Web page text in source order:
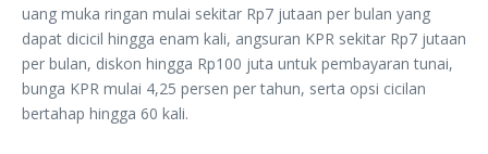
uang muka ringan mulai sekitar Rp7 jutaan per bulan yang
dapat dicicil hingga enam ‎kali, angsuran KPR sekitar Rp7 jutaan
per bulan, diskon hingga Rp100 juta untuk ‎pembayaran tunai,
bunga KPR mulai 4,25 persen per tahun, serta opsi cicilan
bertahap ‎hingga 60 kali.